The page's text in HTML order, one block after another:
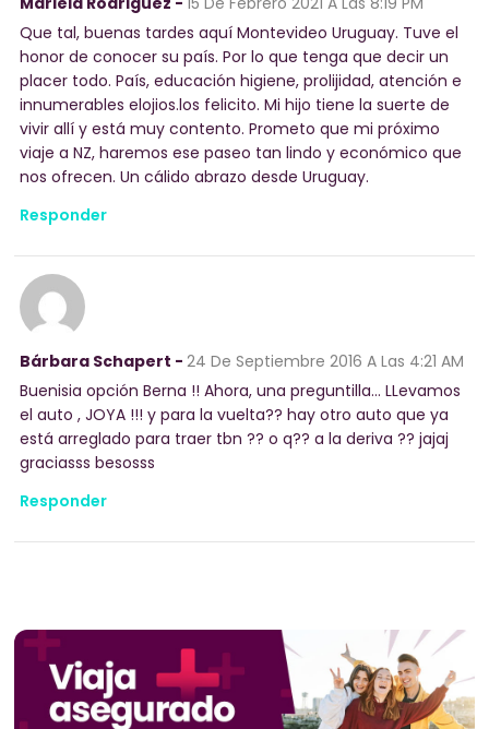
Que tal, buenas tardes aquí Montevideo Uruguay. Tuve el
honor de conocer su país. Por lo que tenga que decir un
placer todo. País, educación higiene, prolijidad, atención e
innumerables elojios.los felicito. Mi hijo tiene la suerte de
vivir allí y está muy contento. Prometo que mi próximo
viaje a NZ, haremos ese paseo tan lindo y económico que
nos ofrecen. Un cálido abrazo desde Uruguay.
Responder
Bárbara Schapert - 24 De Septiembre 2016 A Las 4:21 AM
Buenisia opción Berna !! Ahora, una preguntilla… LLevamos
el auto , JOYA !!! y para la vuelta?? hay otro auto que ya
está arreglado para traer tbn ?? o q?? a la deriva ?? jajaj
graciasss besosss
Responder